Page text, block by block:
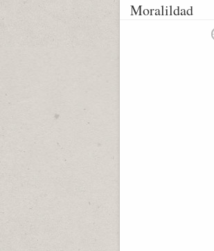
Moralildad